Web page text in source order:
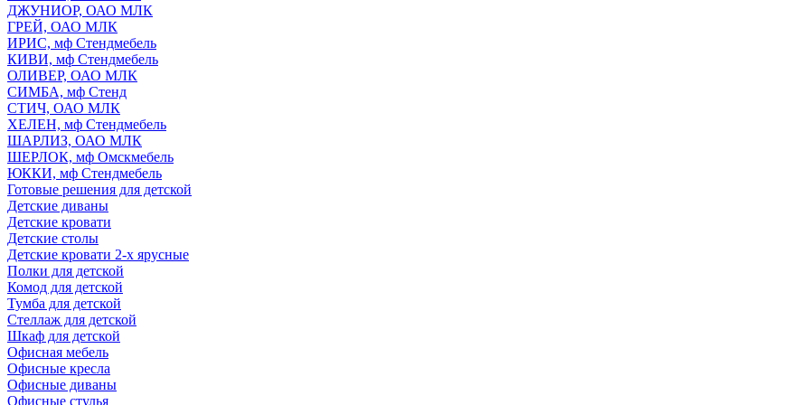
ДЖУНИОР, ОАО МЛК
ГРЕЙ, ОАО МЛК
ИРИС, мф Стендмебель
КИВИ, мф Стендмебель
ОЛИВЕР, ОАО МЛК
СИМБА, мф Стенд
СТИЧ, ОАО МЛК
ХЕЛЕН, мф Стендмебель
ШАРЛИЗ, ОАО МЛК
ШЕРЛОК, мф Омскмебель
ЮККИ, мф Стендмебель
Готовые решения для детской
Детские диваны
Детские кровати
Детские столы
Детские кровати 2-х ярусные
Полки для детской
Комод для детской
Тумба для детской
Стеллаж для детской
Шкаф для детской
Офисная мебель
Офисные кресла
Офисные диваны
Офисные стулья